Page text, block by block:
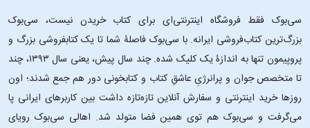
سی‌بوک فقط فروشگاه اینترنتی‌ای برای کتاب خریدن نیست، سی‌بوک
بزرگ‌ترین کتاب‌فروشی ایرانه. با سی‌بوک فاصلۀ شما تا یک کتابفروشی بزرگ و
پروپیمون تنها به اندازۀ یک کلیک شده. چند سال پیش، یعنی سال ۱۳۹۳، چند
تا متخصص جوان و پرانرژیِ عاشقِ کتاب و کتابخونی دور هم جمع شدند؛ اون‌
روزها خرید اینترنتی و سفارش آنلاین تازه‌تازه داشت بین کاربرهای ایرانی پا
می‌گرفت و سی‌بوک هم توی همین فضا متولد شد. اهالی سی‌بوک رویای